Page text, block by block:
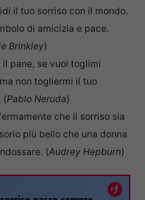
il tuo sorriso con il mondo.
di amicizia e pace.
Brinkley)
il pane, se vuoi toglimi
non togliermi il tuo
(Pablo Neruda)
che il sorriso sia
più bello che una donna
(Audrey Hepburn)